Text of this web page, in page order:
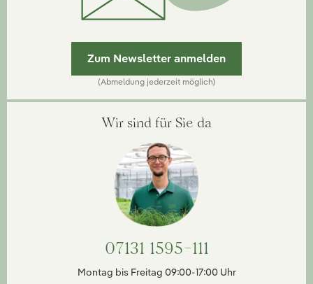
Zum Newsletter anmelden
(Abmeldung jederzeit möglich)
Wir sind für Sie da
07131 1595-111
Montag bis Freitag 09:00-17:00 Uhr